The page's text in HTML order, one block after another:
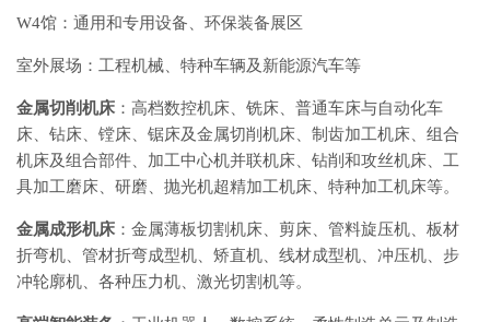
W4馆：通用和专用设备、环保装备展区
室外展场：工程机械、特种车辆及新能源汽车等
金属切削机床 ：高档数控机床、铣床、普通车床与自动化车
床、钻床、镗床、锯床及金属切削机床、制齿加工机床、组合
机床及组合部件、加工中心机并联机床、钻削和攻丝机床、工
具加工磨床、研磨、抛光机超精加工机床、特种加工机床等。
金属成形机床 ：金属薄板切割机床、剪床、管料旋压机、板材
折弯机、管材折弯成型机、矫直机、线材成型机、冲压机、步
冲轮廓机、各种压力机、激光切割机等。